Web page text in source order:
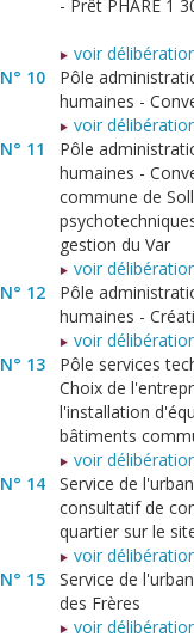
- Prêt PHARE 1
voir
N° 10
Pôle
humaines -
voir
N° 11
Pôle
humaines -
commune de
gestion du Var
voir
N° 12
Pôle
humaines -
voir
N° 13
Pôle services
Choix de
l'installation
bâtiments
voir
N° 14
Service de
consultatif de
quartier sur le
voir
N° 15
Service de
des Frères
voir